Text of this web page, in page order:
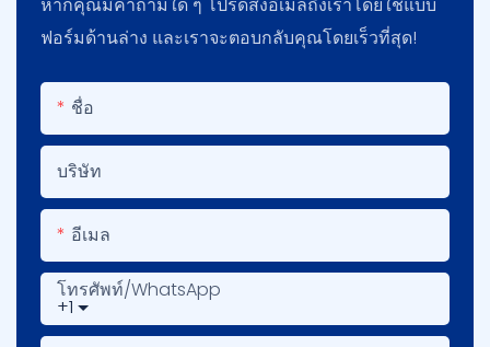
ฟอร์มด้านล่าง และเราจะตอบกลับคุณโดยเร็วที่สุด!
ชื่อ
บริษัท
อีเมล
+1
โทรศัพท์/WhatsApp